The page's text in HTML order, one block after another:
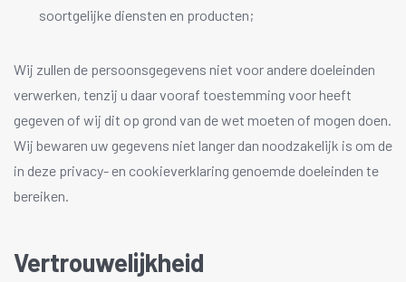
soortgelijke diensten en producten;
Wij zullen de persoonsgegevens niet voor andere doeleinden
verwerken, tenzij u daar vooraf toestemming voor heeft
gegeven of wij dit op grond van de wet moeten of mogen doen.
Wij bewaren uw gegevens niet langer dan noodzakelijk is om de
in deze privacy- en cookieverklaring genoemde doeleinden te
bereiken.
Vertrouwelijkheid